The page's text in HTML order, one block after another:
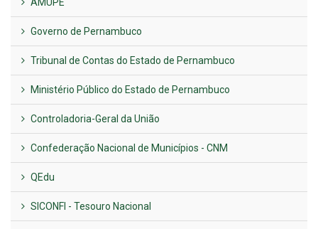
AMUPE
Governo de Pernambuco
Tribunal de Contas do Estado de Pernambuco
Ministério Público do Estado de Pernambuco
Controladoria-Geral da União
Confederação Nacional de Municípios - CNM
QEdu
SICONFI - Tesouro Nacional